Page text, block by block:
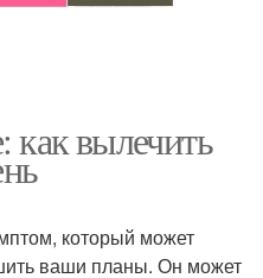
как вылечить
который может
ваши планы. Он может